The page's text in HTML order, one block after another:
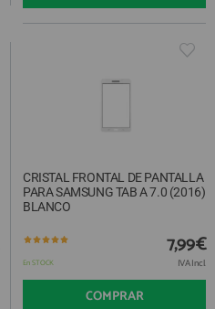
CRISTAL FRONTAL DE PANTALLA
PARA SAMSUNG TAB A 7.0 (2016)
BLANCO
En STOCK
7,99€
IVA Incl.
COMPRAR